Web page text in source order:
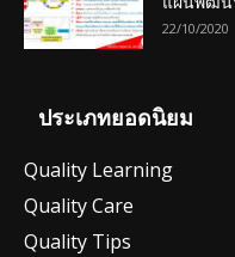
22/10/2020
ประเภทยอดนิยม
Quality Learning
Quality Care
Quality Tips